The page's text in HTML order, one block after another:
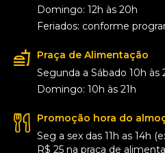
Domingo: 12h às 20h
Feriados: conforme
Praça de Alimentação
Segunda a Sábado 10h às
Domingo: 10h às 21h
Promoção hora do
Seg a sex das 11h as 14h
R$ 25 na praça de